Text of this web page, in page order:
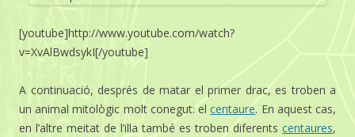
[youtube]http://www.youtube.com/watch?
v=XvAlBwdsykI[/youtube]
A continuació, després de matar el primer drac, es troben a
un animal mitològic molt conegut: elcentaure. En aquest cas,
en l’altre meitat de l’illa també es troben diferents centaures,